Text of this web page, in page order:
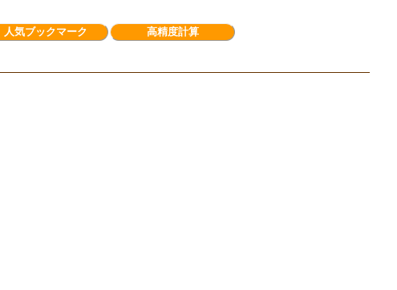
人気ブックマーク
高精度計算